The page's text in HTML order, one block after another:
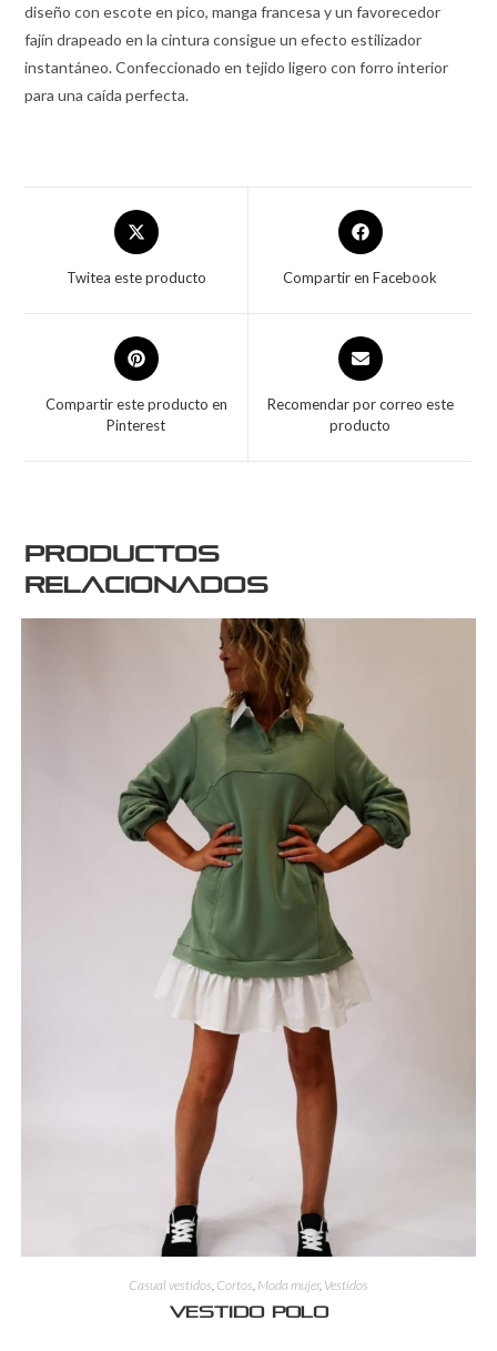
diseño con escote en pico, manga francesa y un favorecedor
fajín drapeado en la cintura consigue un efecto estilizador
instantáneo. Confeccionado en tejido ligero con forro interior
para una caída perfecta.
Twitea este producto Compartir en Facebook
Compartir este producto en
Pinterest
Recomendar por correo este
producto
Productos
relacionados
Casual vestidos Cortos Moda mujer, Vestidos
Vestido polo